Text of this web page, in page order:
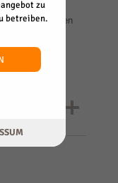
zu
betreiben.zu können
Verfügung.